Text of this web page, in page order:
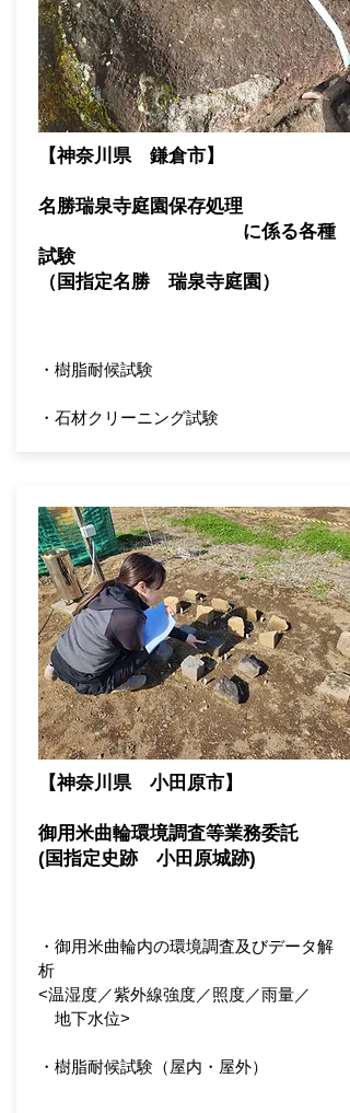
【神奈川県 鎌倉市】
名勝瑞泉寺庭園保存処理
に係る各種
試験
​（国指定名勝 瑞泉寺庭園）
・樹脂耐候試験
・石材クリーニング試験
【神奈川県 小田原市】
​御用米曲輪環境調査等業務委託
​(国指定史跡 小田原城跡)
・御用米曲輪内の環境調査及びデータ解
析
<温湿度／紫外線強度／照度／雨量／
地下水位>
・樹脂耐候試験（屋内・屋外）